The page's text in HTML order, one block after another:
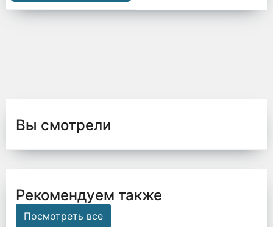
Вы смотрели
Рекомендуем также
Посмотреть все